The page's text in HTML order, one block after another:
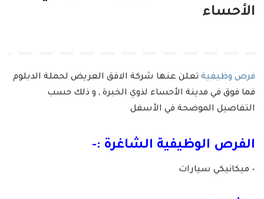
الأحساء
فرص وظيفية تعلن عنها شركة الافق العريض لحملة الدبلوم
فما فوق في مدينة الأحساء لذوي الخبرة , و ذلك حسب
التفاصيل الموضحة في الأسفل
الفرص الوظيفية الشاغرة :-
– ميكانيكي سيارات